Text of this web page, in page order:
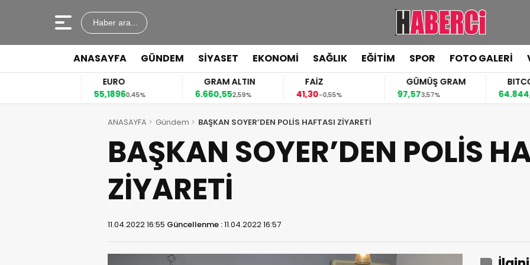
Haber ara...
ANASAYFA GÜNDEM SİYASET EKONOMİ SAĞLIK EĞİTİM SPOR FOTO GALERİ
55,18960,45%
GRAM ALTIN
6.660,552,59% -0,55%
GÜMÜŞ GRAM
3,57%
BITCOIN
64.844,00
ANASAYFA Gündem BAŞKAN SOYER’DEN POLİS HAFTASI ZİYARETİ
BAŞKAN SOYER’DEN POLİS
ZİYARETİ
11.04.2022 16:55 Güncellenme :11.04.2022 16:57